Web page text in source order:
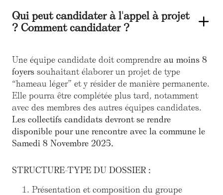
Qui peut candidater à l'appel à projet
? Comment candidater ?
Une équipe candidate doit comprendre au moins 8
foyers souhaitant élaborer un projet de type
“hameau léger” et y résider de manière permanente.
Elle pourra être complétée plus tard, notamment
avec des membres des autres équipes candidates.
Les collectifs candidats devront se rendre
disponible pour une rencontre avec la commune le
Samedi 8 Novembre 2025.
STRUCTURE-TYPE DU DOSSIER :
Présentation et composition du groupe